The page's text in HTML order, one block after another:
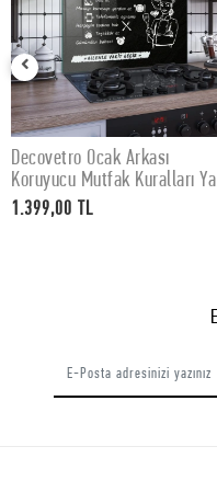
SEPETE EKLE
Decovetro Ocak Arkası
Koruyucu Mutfak Kuralları
Desenli 60x52Cm
1.399,00 TL